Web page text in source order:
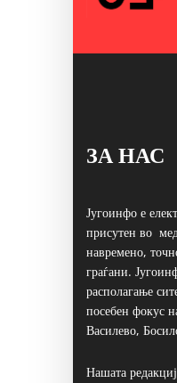
ЗА НАС
Југоинфо е
присутен во
навремено,
граѓани.
располагање
посебен фокус
Василево,
Нашата